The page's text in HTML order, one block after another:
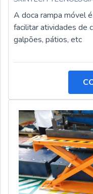
A doca rampa móvel
facilitar atividades de
galpões, pátios, etc